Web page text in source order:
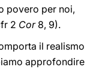
povero per noi,
2 Cor8, 9).
il realismo
approfondire